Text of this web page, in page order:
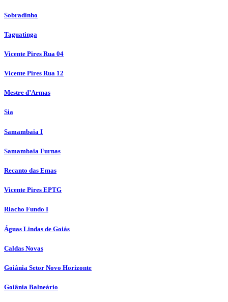
Sobradinho
Taguatinga
Vicente Pires Rua 04
Vicente Pires Rua 12
Mestre d’Armas
Sia
Samambaia I
Samambaia Furnas
Recanto das Emas
Vicente Pires EPTG
Riacho Fundo I
Águas Lindas de Goiás
Caldas Novas
Goiânia Setor Novo Horizonte
Goiânia Balneário